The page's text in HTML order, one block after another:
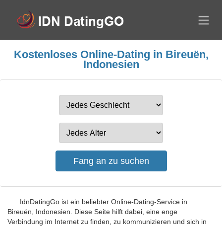
Kostenloses Online-Dating in Bireuën,
Indonesien
IdnDatingGo ist ein beliebter Online-Dating-Service in
Bireuën, Indonesien. Diese Seite hilft dabei, eine enge
Verbindung im Internet zu finden, zu kommunizieren und sich in